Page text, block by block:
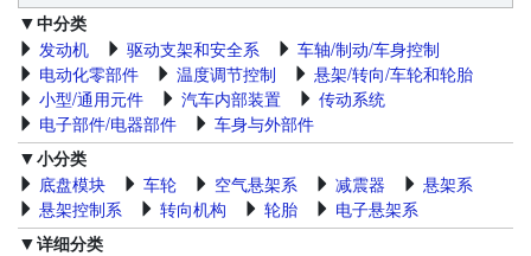
中分类
发动机
驱动支架和安全系
车轴/制动/车身控制
电动化零部件
温度调节控制
悬架/转向/车轮和轮胎
小型/通用元件
汽车内部装置
传动系统
电子部件/电器部件
车身与外部件
小分类
底盘模块
车轮 空气悬架系 减震器
悬架系
悬架控制系
转向机构 轮胎
电子悬架系
详细分类